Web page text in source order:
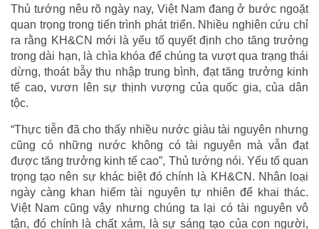
Thủ tướng nêu rõ ngày nay, Việt Nam đang ở bước ngoặt
quan trọng trong tiến trình phát triển. Nhiều nghiên cứu chỉ
ra rằng KH&CN mới là yếu tố quyết định cho tăng trưởng
trong dài hạn, là chìa khóa để chúng ta vượt qua trạng thái
dừng, thoát bẫy thu nhập trung bình, đạt tăng trưởng kinh
tế cao, vươn lên sự thịnh vượng của quốc gia, của dân
tộc.
“Thực tiễn đã cho thấy nhiều nước giàu tài nguyên nhưng
cũng có những nước không có tài nguyên mà vẫn đạt
được tăng trưởng kinh tế cao”, Thủ tướng nói. Yếu tố quan
trọng tạo nên sự khác biệt đó chính là KH&CN. Nhân loại
ngày càng khan hiếm tài nguyên tự nhiên để khai thác.
Việt Nam cũng vậy nhưng chúng ta lại có tài nguyên vô
tận, đó chính là chất xám, là sự sáng tạo của con người,